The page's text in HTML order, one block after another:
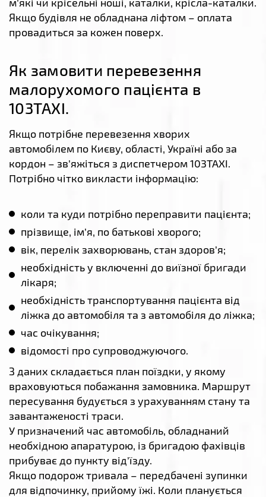
Якщо будівля не обладнана ліфтом – оплата
провадиться за кожен поверх.
Як замовити перевезення
малорухомого пацієнта в
103TAXI.
Якщо потрібне перевезення хворих
автомобілем по Києву, області, Україні або за
кордон – зв’яжіться з диспетчером 103TAXI.
Потрібно чітко викласти інформацію:
коли та куди потрібно переправити пацієнта;
прізвище, ім’я, по батькові хворого;
вік, перелік захворювань, стан здоров’я;
необхідність у включенні до виїзної бригади
лікаря;
необхідність транспортування пацієнта від
ліжка до автомобіля та з автомобіля до ліжка;
час очікування;
відомості про супроводжуючого.
З даних складається план поїздки, у якому
враховуються побажання замовника. Маршрут
пересування будується з урахуванням стану та
завантаженості траси.
У призначений час автомобіль, обладнаний
необхідною апаратурою, із бригадою фахівців
прибуває до пункту від’їзду.
Якщо подорож тривала – передбачені зупинки
для відпочинку, прийому їжі. Коли планується